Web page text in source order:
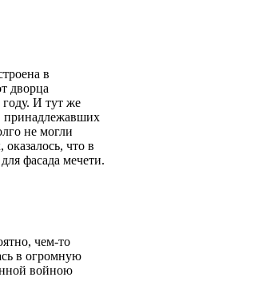
в
дворца
году. И тут же
принадлежавших
не могли
что в
фасада мечети.
чем-то
в огромную
войною